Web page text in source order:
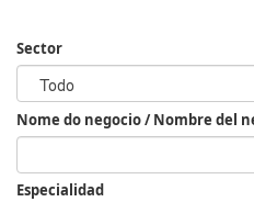
Sector
Todo
Sector
Nome do negocio / Nombre del
Especialidad